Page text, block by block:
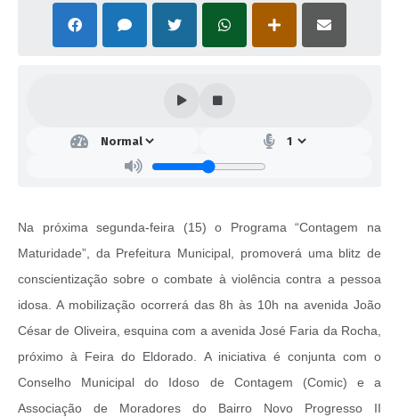
Na próxima segunda-feira (15) o Programa “Contagem na
Maturidade”, da Prefeitura Municipal, promoverá uma blitz de
conscientização sobre o combate à violência contra a pessoa
idosa. A mobilização ocorrerá das 8h às 10h na avenida João
César de Oliveira, esquina com a avenida José Faria da Rocha,
próximo à Feira do Eldorado. A iniciativa é conjunta com o
Conselho Municipal do Idoso de Contagem (Comic) e a
Associação de Moradores do Bairro Novo Progresso II